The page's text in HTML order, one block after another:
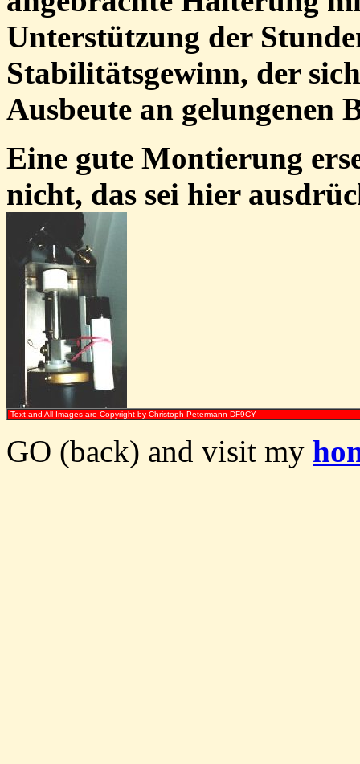
Unterstützung der
Stabilitätsgewinn, der
Ausbeute an gelungenen
Eine gute Montierung
nicht, das sei hier
Text and All Images are Copyright by Christoph Petermann DF9CY
GO (back) and visit my